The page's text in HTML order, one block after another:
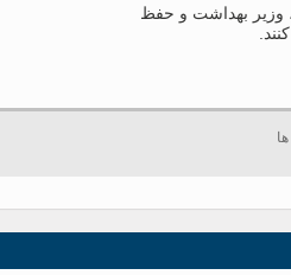
وزیر بهداشت و حفظ